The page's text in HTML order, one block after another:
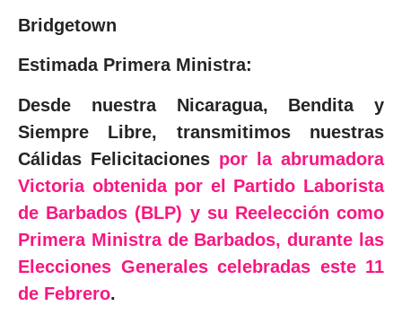
Bridgetown
Estimada Primera Ministra:
Desde nuestra Nicaragua, Bendita y
Siempre Libre, transmitimos nuestras
Cálidas Felicitaciones por la abrumadora
Victoria obtenida por el Partido Laborista
de Barbados (BLP) y su Reelección como
Primera Ministra de Barbados, durante las
Elecciones Generales celebradas este 11
de Febrero.